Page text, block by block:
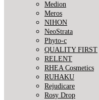
Medion
Meros
NIHON
NeoStrata
Phyto-c
QUALITY FIRST
RELENT
RHEA Cosmetics
RUHAKU
Rejudicare
Rosy Drop